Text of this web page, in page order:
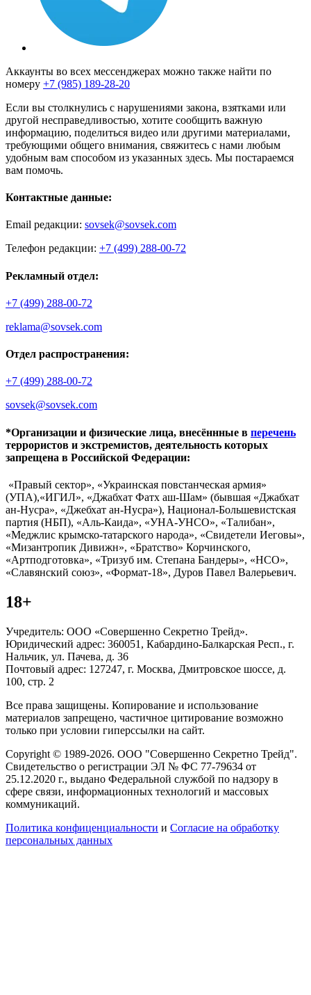
Аккаунты во всех мессенджерах можно также найти по
номеру +7 (985) 189-28-20
Если вы столкнулись с нарушениями закона, взятками или
другой несправедливостью, хотите сообщить важную
информацию, поделиться видео или другими материалами,
требующими общего внимания, свяжитесь с нами любым
удобным вам способом из указанных здесь. Мы постараемся
вам помочь.
Контактные данные:
Email редакции: sovsek@sovsek.com
Телефон редакции: +7 (499) 288-00-72
Рекламный отдел:
+7 (499) 288-00-72
reklama@sovsek.com
Отдел распространения:
+7 (499) 288-00-72
sovsek@sovsek.com
*Организации и физические лица, внесённные в перечень
террористов и экстремистов, деятельность которых
запрещена в Российской Федерации:
«Правый сектор», «Украинская повстанческая армия»
(УПА),«ИГИЛ», «Джабхат Фатх аш-Шам» (бывшая «Джабхат
ан-Нусра», «Джебхат ан-Нусра»), Национал-Большевистская
партия (НБП), «Аль-Каида», «УНА-УНСО», «Талибан»,
«Меджлис крымско-татарского народа», «Свидетели Иеговы»,
«Мизантропик Дивижн», «Братство» Корчинского,
«Артподготовка», «Тризуб им. Степана Бандеры», «НСО»,
«Славянский союз», «Формат-18», Дуров Павел Валерьевич.
18+
Учредитель: ООО «Совершенно Секретно Трейд».
Юридический адрес: 360051, Кабардино-Балкарская Респ., г.
Нальчик, ул. Пачева, д. 36
Почтовый адрес: 127247, г. Москва, Дмитровское шоссе, д.
100, стр. 2
Все права защищены. Копирование и использование
материалов запрещено, частичное цитирование возможно
только при условии гиперссылки на сайт.
Copyright © 1989-2026. ООО "Совершенно Секретно Трейд".
Свидетельство о регистрации ЭЛ № ФС 77-79634 от
25.12.2020 г., выдано Федеральной службой по надзору в
сфере связи, информационных технологий и массовых
коммуникаций.
Политика конфиценциальности и Согласие на обработку
персональных данных